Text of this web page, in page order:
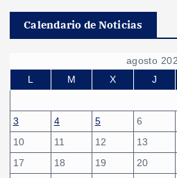
a
g
i
n
a
Calendario de Noticias
agosto
L
M X J
3
4 5 6
10
11 12 13
17
18 19 20